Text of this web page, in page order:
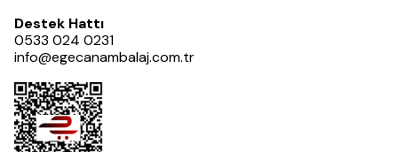
Destek Hattı
0533 024 0231
info@egecanambalaj.com.tr